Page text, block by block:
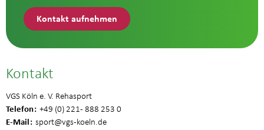
Kontakt aufnehmen
Kontakt
VGS Köln e. V. Rehasport
Telefon +49 (0) 221 - 888 253 0
E-Mail sport@vgs-koeln.de